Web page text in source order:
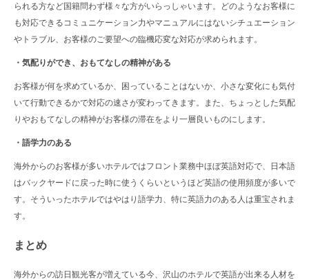
られる方など国籍問わず様々な方がいらっしゃいます。どのようなお客様に
も対応できるコミュニケーション力やマニュアルにはないシチュエーション
やトラブル、お客様のご要望への臨機応変な対応が求められます。
・気配りができ、おもてなしの精神がある
お客様が何を求めているか、困っていることはないか、小さな変化にも気付
いて行動できるかで対応の速さが変わってきます。また、ちょっとした気配
りやおもてなしの精神がお客様の滞在をより一層良いものにします。
・語学力のある
海外からのお客様が多いホテルではフロント業務中ほぼ英語対応で、日本語
はバックヤードに戻った時に使うくらいというほど英語の使用頻度が多いで
す。そういったホテルではやはり語学力、特に英語力のある人は重宝されま
す。
まとめ
海外からの訪日観光客が増えている今、沢山のホテルで英語が出来る人材を